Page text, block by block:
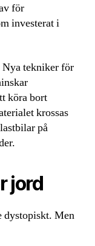
för
investerat i
Nya tekniker för
köra bort
krossas
på
jord
dystopiskt. Men